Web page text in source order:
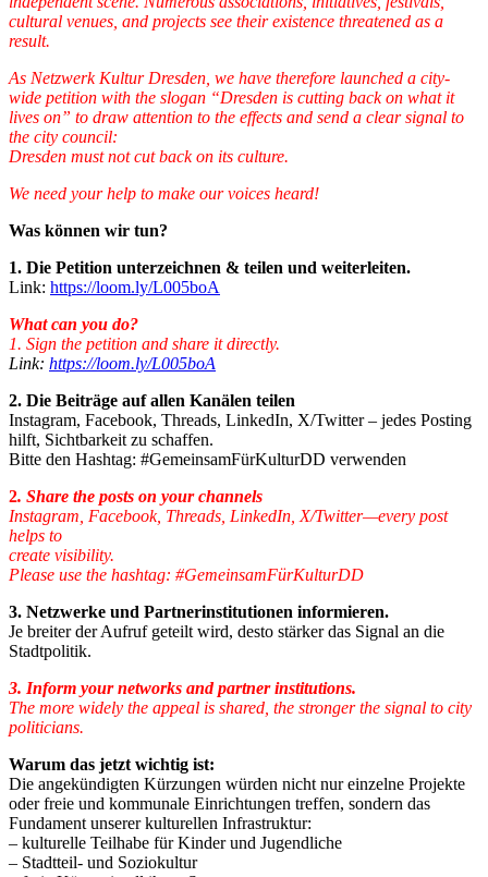
cultural venues, and projects see their existence threatened as a
result.
As Netzwerk Kultur Dresden, we have therefore launched a city-
wide petition with the slogan “Dresden is cutting back on what it
lives on” to draw attention to the effects and send a clear signal to
the city council:
Dresden must not cut back on its culture.
We need your help to make our voices heard!
Was können wir tun?
1. Die Petition unterzeichnen & teilen und weiterleiten.
Link: https://loom.ly/L005boA
What can you do?
1. Sign the petition and share it directly.
Link: https://loom.ly/L005boA
2. Die Beiträge auf allen Kanälen teilen
Instagram, Facebook, Threads, LinkedIn, X/Twitter – jedes Posting
hilft, Sichtbarkeit zu schaffen.
Bitte den Hashtag: #GemeinsamFürKulturDD verwenden
2. Share the posts on your channels
Instagram, Facebook, Threads, LinkedIn, X/Twitter—every post
helps to
create visibility.
Please use the hashtag: #GemeinsamFürKulturDD
3. Netzwerke und Partnerinstitutionen informieren.
Je breiter der Aufruf geteilt wird, desto stärker das Signal an die
Stadtpolitik.
3. Inform your networks and partner institutions.
The more widely the appeal is shared, the stronger the signal to city
politicians.
Warum das jetzt wichtig ist:
Die angekündigten Kürzungen würden nicht nur einzelne Projekte
oder freie und kommunale Einrichtungen treffen, sondern das
Fundament unserer kulturellen Infrastruktur:
– kulturelle Teilhabe für Kinder und Jugendliche
– Stadtteil- und Soziokultur